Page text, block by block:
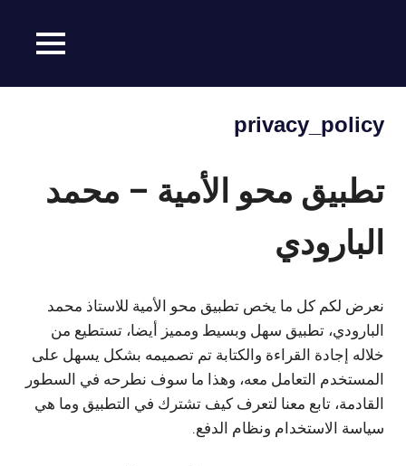
content
MENU
privacy_policy
تطبيق محو الأمية – محمد
البارودي
نعرض لكم كل ما يخص تطبيق محو الأمية للاستاذ محمد
البارودي، تطبيق سهل وبسيط ومميز أيضا، تستطيع من
خلاله إجادة القراءة والكتابة تم تصميمه بشكل يسهل على
المستخدم التعامل معه، وهذا ما سوف نطرحه في السطور
القادمة، تابع معنا لتعرف كيف تشترك في التطبيق وما هي
سياسة الاستخدام ونظام الدفع.